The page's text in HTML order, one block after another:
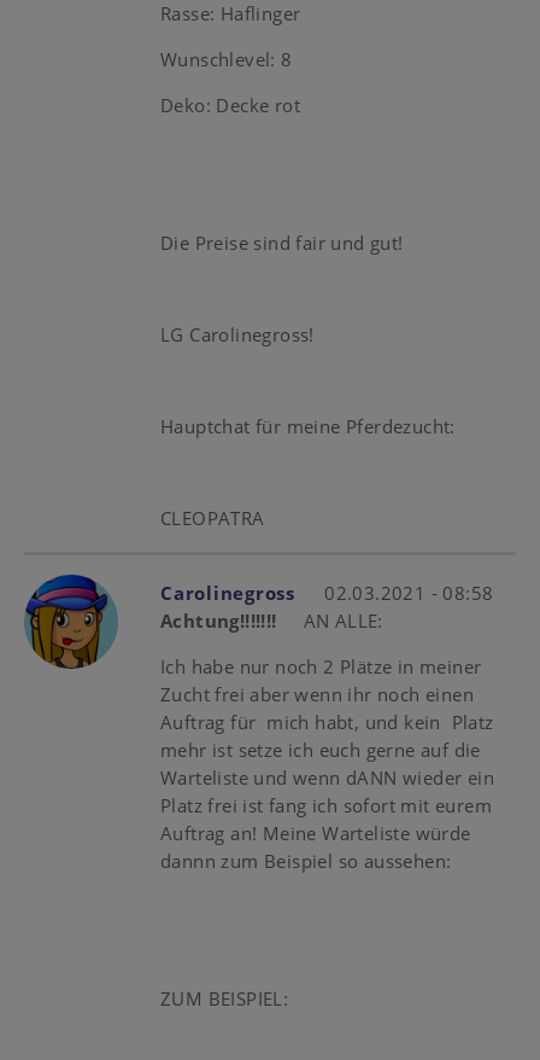
Rasse: Haflinger
Wunschlevel: 8
Deko: Decke rot
Die Preise sind fair und gut!
LG Carolinegross!
Hauptchat für meine Pferdezucht:
CLEOPATRA
Carolinegross
02.03.2021 - 08:58
Achtung!!!!!!! AN ALLE:
Ich habe nur noch 2 Plätze in meiner
Zucht frei aber wenn ihr noch einen
Auftrag für mich habt, und kein Platz
mehr ist setze ich euch gerne auf die
Warteliste und wenn dANN wieder ein
Platz frei ist fang ich sofort mit eurem
Auftrag an! Meine Warteliste würde
dannn zum Beispiel so aussehen:
ZUM BEISPIEL: